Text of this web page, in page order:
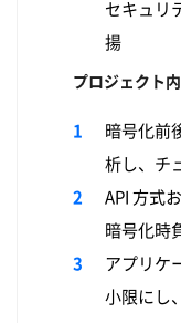
セキュリ
揚
プロジェクト
暗号化前
析し、チ
API 方式
暗号化時
アプリケ
小限にし